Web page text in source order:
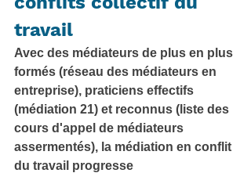
travail
Avec des médiateurs de plus en plus
formés (réseau des médiateurs en
entreprise), praticiens effectifs
(médiation 21) et reconnus (liste des
cours d'appel de médiateurs
assermentés), la médiation en conflit
du travail progresse